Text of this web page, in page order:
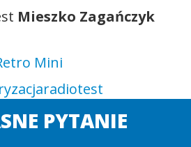
Mieszko Zagańczyk
Mini
radiotest
PYTANIE